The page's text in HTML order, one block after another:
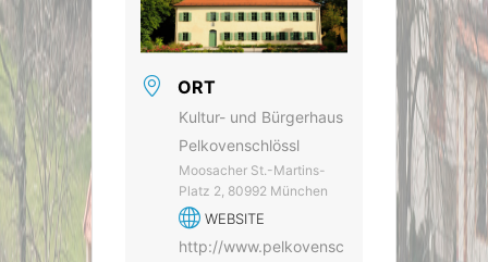
ORT
Kultur- und Bürgerhaus
Pelkovenschlössl
Moosacher St.-Martins-
Platz 2, 80992 München
WEBSITE
http://www.pelkovensc